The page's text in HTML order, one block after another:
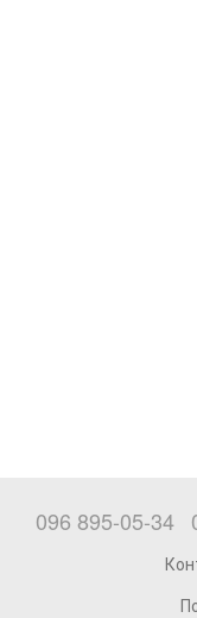
096 895-05-34